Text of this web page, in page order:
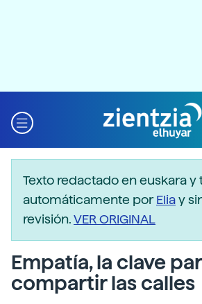
Texto redactado en euskara
automáticamente porEliay
revisión.VER ORIGINAL
Empatía, la clave
compartir las calles